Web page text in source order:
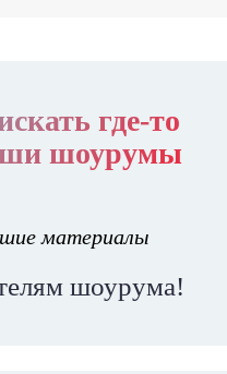
где-то
шоурумы
материалы
шоурума!